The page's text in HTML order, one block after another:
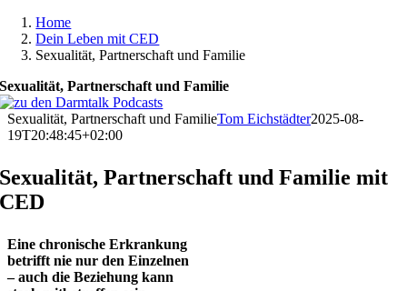
Home
Dein Leben mit CED
Sexualität, Partnerschaft und Familie
Sexualität, Partnerschaft und Familie
Sexualität, Partnerschaft und FamilieTom Eichstädter2025-08-
19T20:48:45+02:00
Sexualität, Partnerschaft und Familie mit
CED
Eine chronische Erkrankung
betrifft nie nur den Einzelnen
– auch die Beziehung kann